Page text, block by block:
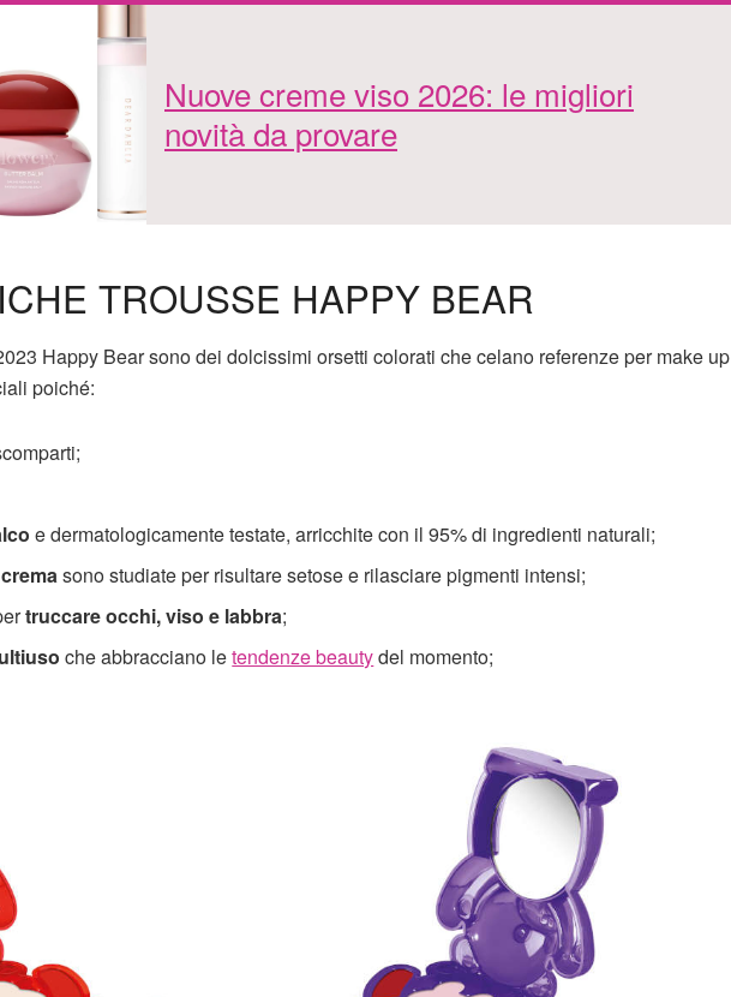
Nuove creme viso 2026: le migliori
novità da provare
TROUSSE HAPPY BEAR
Happy Bear sono dei dolcissimi orsetti colorati che celano referenze per make up
poiché:
e dermatologicamente testate, arricchite con il 95% di ingredienti naturali;
sono studiate per risultare setose e rilasciare pigmenti intensi;
truccare occhi, viso e labbra;
che abbracciano letendenze beautydel momento;